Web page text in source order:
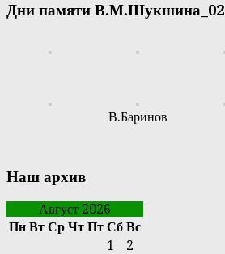
Дни памяти
В.Баринов
Наш архив
Август 2026
Пн Вт Ср Чт Пт Сб Вс
1
2